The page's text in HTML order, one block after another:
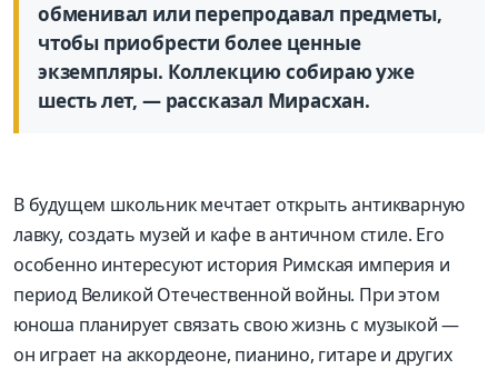
обменивал или перепродавал предметы,
чтобы приобрести более ценные
экземпляры. Коллекцию собираю уже
шесть лет, — рассказал Мирасхан.
В будущем школьник мечтает открыть антикварную
лавку, создать музей и кафе в античном стиле. Его
особенно интересуют история Римская империя и
период Великой Отечественной войны. При этом
юноша планирует связать свою жизнь с музыкой —
он играет на аккордеоне, пианино, гитаре и других